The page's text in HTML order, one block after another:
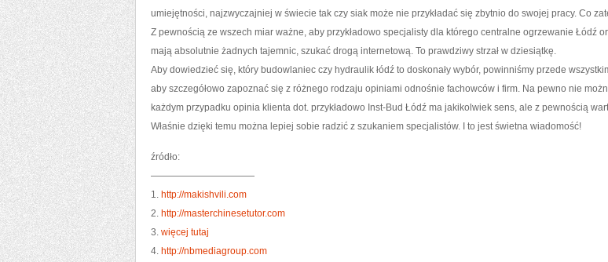
umiejętności, najzwyczajniej w świecie tak czy siak może nie przykładać się zbytnio do swojej pracy. Co
Z pewnością ze wszech miar ważne, aby przykładowo specjalisty dla którego centralne ogrzewanie Łódź
mają absolutnie żadnych tajemnic, szukać drogą internetową. To prawdziwy strzał w dziesiątkę.
Aby dowiedzieć się, który budowlaniec czy hydraulik łódź to doskonały wybór, powinniśmy przede
aby szczegółowo zapoznać się z różnego rodzaju opiniami odnośnie fachowców i firm. Na pewno nie
każdym przypadku opinia klienta dot. przykładowo Inst-Bud Łódź ma jakikolwiek sens, ale z pewnością
Właśnie dzięki temu można lepiej sobie radzić z szukaniem specjalistów. I to jest świetna wiadomość!
źródło:
———————————
1. http://makishvili.com
2. http://masterchinesetutor.com
3. więcej tutaj
4. http://nbmediagroup.com